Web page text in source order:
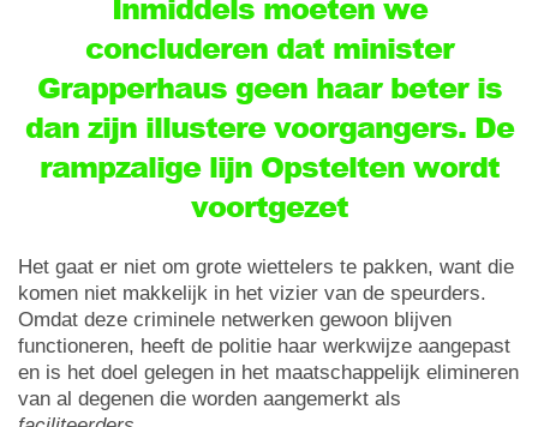
concluderen dat minister
Grapperhaus geen haar beter is
dan zijn illustere voorgangers. De
rampzalige lijn Opstelten wordt
voortgezet
Het gaat er niet om grote wiettelers te pakken, want die
komen niet makkelijk in het vizier van de speurders.
Omdat deze criminele netwerken gewoon blijven
functioneren, heeft de politie haar werkwijze aangepast
en is het doel gelegen in het maatschappelijk elimineren
van al degenen die worden aangemerkt als